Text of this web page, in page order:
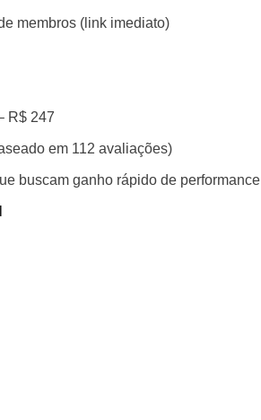
membros (link imediato)
R$ 247
em 112 avaliações)
buscam ganho rápido de performance